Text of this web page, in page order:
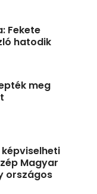
Fekete
hatodik
meg
Magyar
országos